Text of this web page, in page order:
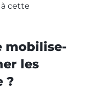
cette
mobilise-
les
?